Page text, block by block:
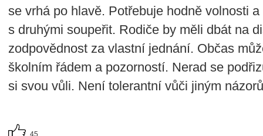
se vrhá po hlavě. Potřebuje hodně volnosti
s druhými soupeřit. Rodiče by měli dbát na
zodpovědnost za vlastní jednání. Občas
školním řádem a pozorností. Nerad se
si svou vůli. Není tolerantní vůči jiným
45